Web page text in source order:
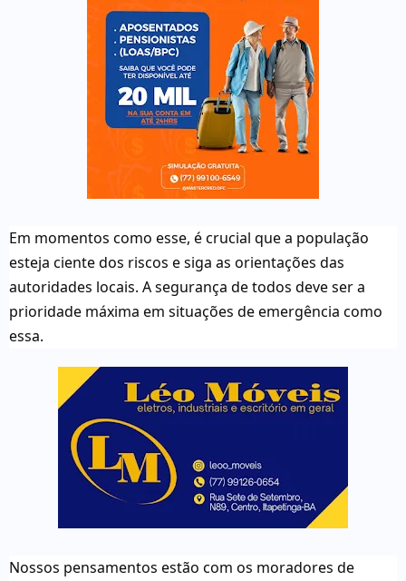
Em momentos como esse, é crucial que a população
esteja ciente dos riscos e siga as orientações das
autoridades locais. A segurança de todos deve ser a
prioridade máxima em situações de emergência como
essa.
Nossos pensamentos estão com os moradores de